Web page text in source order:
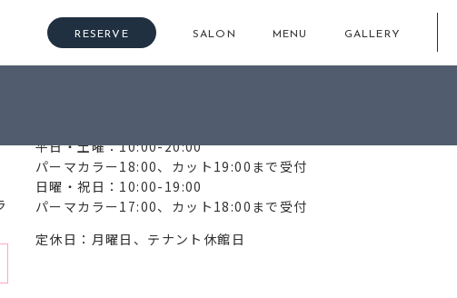
RESERVE SALON MENU GALLERY
平日・土曜：10:00-20:00
パーマカラー18:00、カット19:00まで受付
日曜・祝日：10:00-19:00
パーマカラー17:00、カット18:00まで受付
定休日：月曜日、テナント休館日